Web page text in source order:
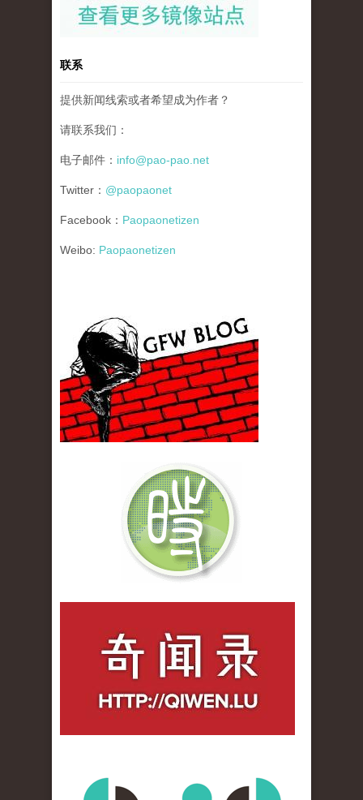
联系
提供新闻线索或者希望成为作者？
请联系我们：
电子邮件： info@pao-pao.net
Twitter： @paopaonet
Facebook： Paopaonetizen
Weibo: Paopaonetizen
gfw_blog_small.jpg